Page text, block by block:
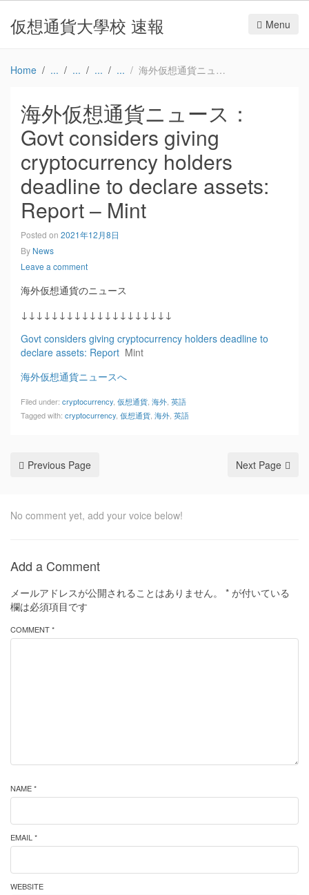
仮想通貨大學校 速報 Menu
Home 海外仮想通貨ニュース：Govt considers giving cryptocurrency holders deadline to declare assets: Report – Mint
海外仮想通貨ニュース：
Govt considers giving
cryptocurrency holders
deadline to declare assets:
Report – Mint
Posted on 2021年12月8日
By News
Leave a comment
海外仮想通貨のニュース
↓↓↓↓↓↓↓↓↓↓↓↓↓↓↓↓↓↓↓↓
Govt considers giving cryptocurrency holders deadline to
declare assets: Report Mint
海外仮想通貨ニュースへ
Filed under: cryptocurrency 仮想通貨 海外 英語
Tagged with: cryptocurrency 仮想通貨 海外 英語
Previous Page Next Page
No comment yet, add your voice below!
Add a Comment
メールアドレスが公開されることはありません。 * が付いている
欄は必須項目です
COMMENT *
NAME *
EMAIL *
WEBSITE